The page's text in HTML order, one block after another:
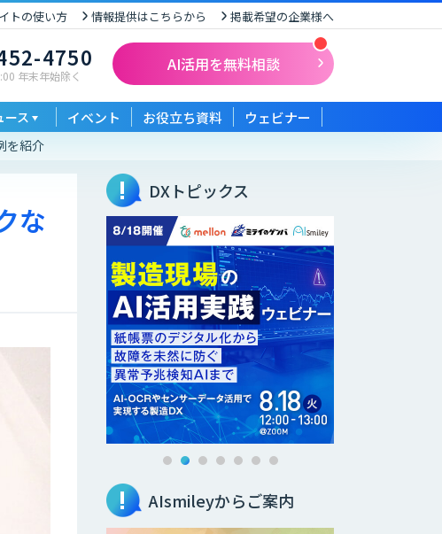
トの使い方 情報提供はこちらから 掲載希望の企業様へ
4750
年末年始除く
AI活用を無料相談
ース イベント お役立ち資料 ウェビナー
を紹介
な
DXトピックス
AIsmileyからご案内